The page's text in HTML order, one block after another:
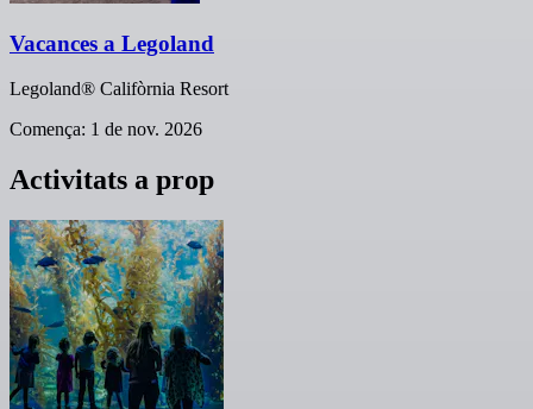
Vacances a Legoland
Legoland® Califòrnia Resort
Comença: 1 de nov. 2026
Activitats a prop